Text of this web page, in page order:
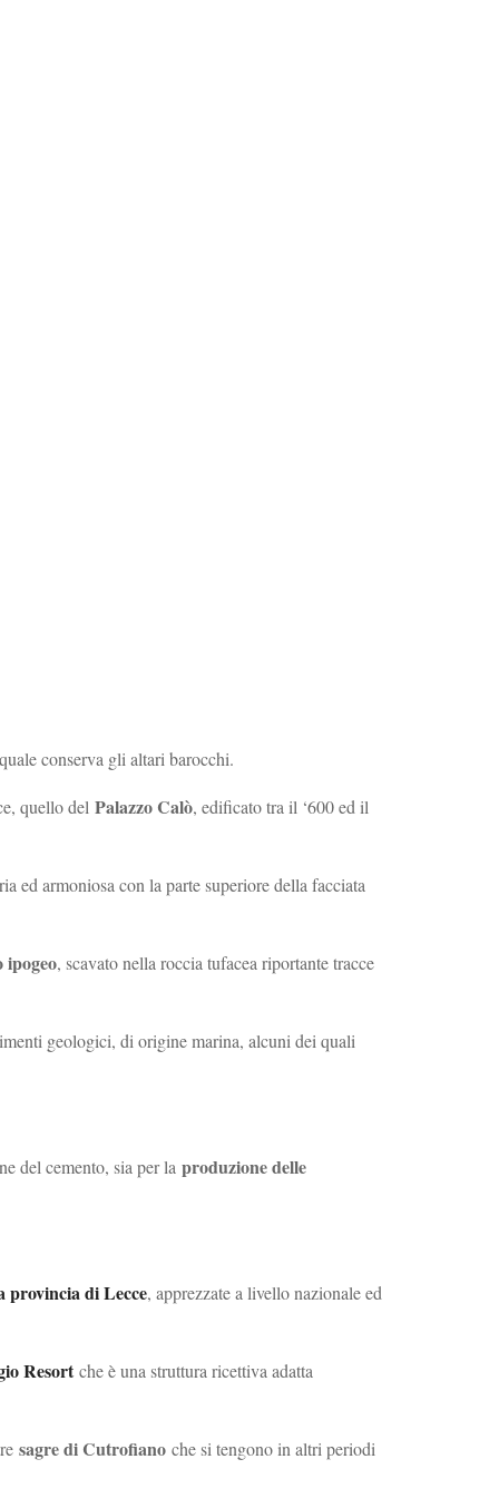
conserva gli altari barocchi.
quello del Palazzo Calò, edificato tra il ‘600 ed il
ed armoniosa con la parte superiore della facciata
ipogeo, scavato nella roccia tufacea riportante tracce
geologici, di origine marina, alcuni dei quali
del cemento, sia per la produzione delle
provincia di Lecce, apprezzate a livello nazionale ed
Resortche è una struttura ricettiva adatta
sagre di Cutrofiano che si tengono in altri periodi